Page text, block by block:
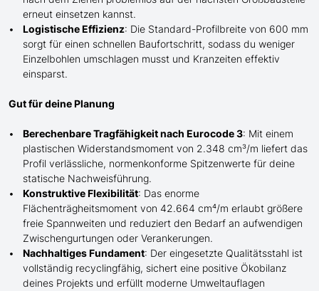
erneut einsetzen kannst.
Logistische Effizienz: Die Standard-Profilbreite von 600 mm
sorgt für einen schnellen Baufortschritt, sodass du weniger
Einzelbohlen umschlagen musst und Kranzeiten effektiv
einsparst.
Gut für deine Planung
Berechenbare Tragfähigkeit nach Eurocode 3: Mit einem
plastischen Widerstandsmoment von 2.348 cm³/m liefert das
Profil verlässliche, normenkonforme Spitzenwerte für deine
statische Nachweisführung.
Konstruktive Flexibilität: Das enorme
Flächenträgheitsmoment von 42.664 cm⁴/m erlaubt größere
freie Spannweiten und reduziert den Bedarf an aufwendigen
Zwischengurtungen oder Verankerungen.
Nachhaltiges Fundament: Der eingesetzte Qualitätsstahl ist
vollständig recyclingfähig, sichert eine positive Ökobilanz
deines Projekts und erfüllt moderne Umweltauflagen